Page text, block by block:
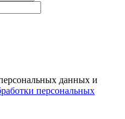
данных и
персональных